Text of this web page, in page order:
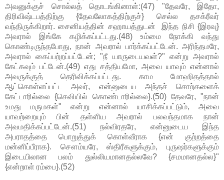
அவனுக்குச் சொல்லத் தொடங்கினாள்:(47) "தேவரே, இதோ,
திரிவிஷ்டபத்திற்கு {தேவலோகத்திற்குச்} செல்ல தசக்ரீவர்
வந்திருக்கிறார். சைனியத்தின் சஹாயத்துடன் இந்த நிசி {இரவு}
அவரால் இங்கே கழிக்கப்பட்டது.(48) உம்மை நோக்கி வந்து
கொண்டிருந்தபோது, நான் அவரால் பார்க்கப்பட்டேன். அரிந்தமரே,
அவரால் கைப்பற்றப்பட்டேன்; "நீ யாருடையவள்?" என்று அவரால்
கேட்கவும் பட்டேன்.(49) எது சத்தியமோ, அவை யாவும் என்னால்
அவருக்குத் தெரிவிக்கப்பட்டது. காம மோஹிதத்தால்
ஆட்கொள்ளப்பட்ட அவர், என்னுடைய அந்தச் சொற்களைக்
கேட்டாரில்லை {செவியில் கொண்டாரில்லை}.(50) தேவரே, "நான்
உமது மருமகள்" என்று என்னால் யாசிக்கப்பட்டும், அவை
யாவற்றையும் பின் தள்ளிய அவரால் பலவந்தமாக நான்
அவமதிக்கப்பட்டேன்.(51) நல்விரதரே, என்னுடைய இந்த
அபராதத்தை பொறுத்துக் கொள்வீராக {என் குற்றத்தை
மன்னிப்பீராக}. சௌம்யரே, ஸ்திரீகளுக்கும், புருஷர்களுக்கும்
இடையிலான பலம் துல்லியமானதல்லவே? {சமமானதல்ல}"
{என்றாள் ரம்பை}.(52)